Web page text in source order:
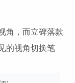
，而立碑落款
的视角切换笔